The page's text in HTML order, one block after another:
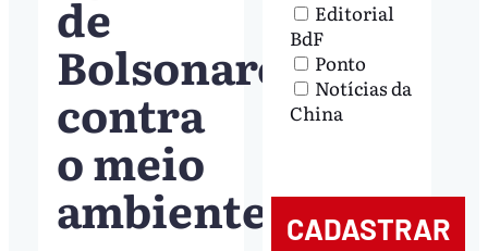
de
Bolsonaro
contra
o meio
ambiente
Editorial
BdF
Ponto
Notícias da
China